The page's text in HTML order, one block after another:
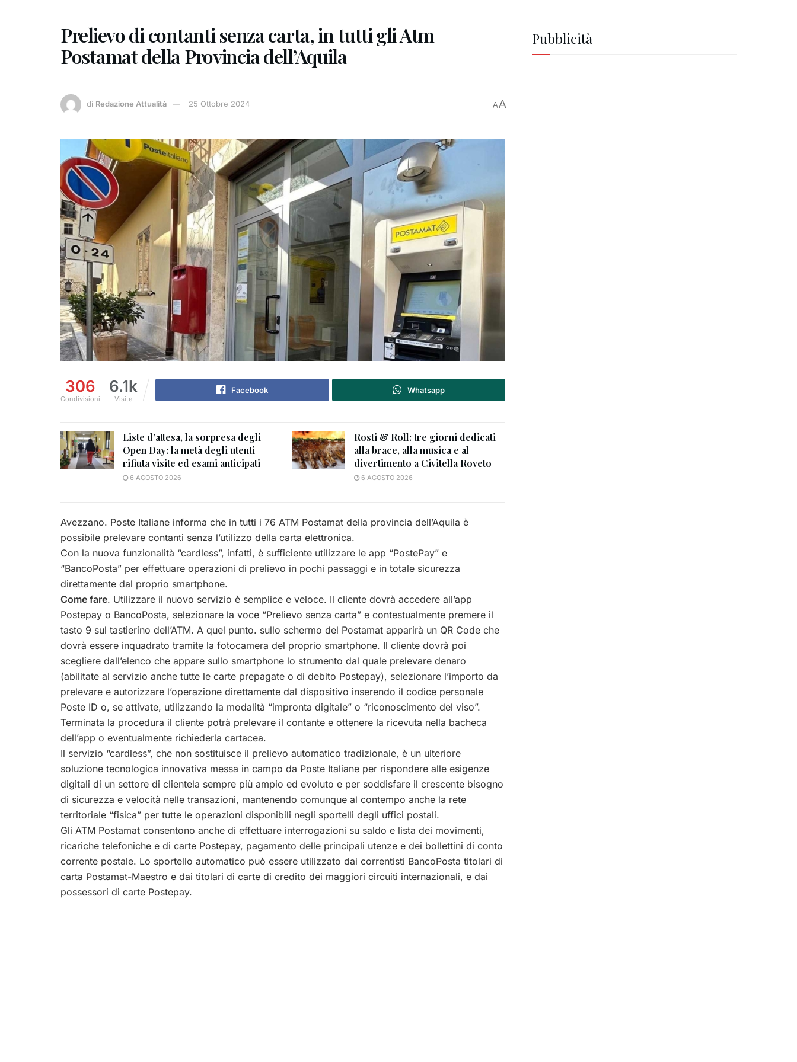
Prelievo di contanti senza carta, in tutti gli Atm
Postamat della Provincia dell’Aquila
di Redazione Attualità 25 Ottobre 2024 AA
306
Condivisioni
6.1k
Visite
Facebook Whatsapp
Liste d’attesa, la sorpresa degli
Open Day: la metà degli utenti
rifiuta visite ed esami anticipati
6 AGOSTO 2026
Rosti & Roll: tre giorni dedicati
alla brace, alla musica e al
divertimento a Civitella Roveto
6 AGOSTO 2026
Avezzano. Poste Italiane informa che in tutti i 76 ATM Postamat della provincia dell’Aquila è
possibile prelevare contanti senza l’utilizzo della carta elettronica.
Con la nuova funzionalità “cardless”, infatti, è sufficiente utilizzare le app “PostePay” e
“BancoPosta” per effettuare operazioni di prelievo in pochi passaggi e in totale sicurezza
direttamente dal proprio smartphone.
Come fare. Utilizzare il nuovo servizio è semplice e veloce. Il cliente dovrà accedere all’app
Postepay o BancoPosta, selezionare la voce “Prelievo senza carta” e contestualmente premere il
tasto 9 sul tastierino dell’ATM. A quel punto. sullo schermo del Postamat apparirà un QR Code che
dovrà essere inquadrato tramite la fotocamera del proprio smartphone. Il cliente dovrà poi
scegliere dall’elenco che appare sullo smartphone lo strumento dal quale prelevare denaro
(abilitate al servizio anche tutte le carte prepagate o di debito Postepay), selezionare l’importo da
prelevare e autorizzare l’operazione direttamente dal dispositivo inserendo il codice personale
Poste ID o, se attivate, utilizzando la modalità “impronta digitale” o “riconoscimento del viso”.
Terminata la procedura il cliente potrà prelevare il contante e ottenere la ricevuta nella bacheca
dell’app o eventualmente richiederla cartacea.
Il servizio “cardless”, che non sostituisce il prelievo automatico tradizionale, è un ulteriore
soluzione tecnologica innovativa messa in campo da Poste Italiane per rispondere alle esigenze
digitali di un settore di clientela sempre più ampio ed evoluto e per soddisfare il crescente bisogno
di sicurezza e velocità nelle transazioni, mantenendo comunque al contempo anche la rete
territoriale “fisica” per tutte le operazioni disponibili negli sportelli degli uffici postali.
Gli ATM Postamat consentono anche di effettuare interrogazioni su saldo e lista dei movimenti,
ricariche telefoniche e di carte Postepay, pagamento delle principali utenze e dei bollettini di conto
corrente postale. Lo sportello automatico può essere utilizzato dai correntisti BancoPosta titolari di
carta Postamat-Maestro e dai titolari di carte di credito dei maggiori circuiti internazionali, e dai
possessori di carte Postepay.
Pubblicità